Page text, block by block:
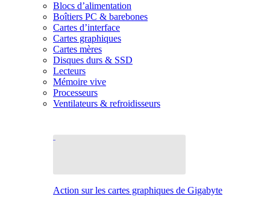
Blocs d’alimentation
Boîtiers PC & barebones
Cartes d’interface
Cartes graphiques
Cartes mères
Disques durs & SSD
Lecteurs
Mémoire vive
Processeurs
Ventilateurs & refroidisseurs
Action sur les cartes graphiques de Gigabyte